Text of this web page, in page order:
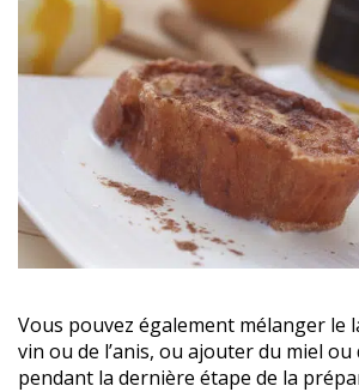
Vous pouvez également mélanger le
vin ou de l’anis, ou ajouter du miel ou
pendant la dernière étape de la